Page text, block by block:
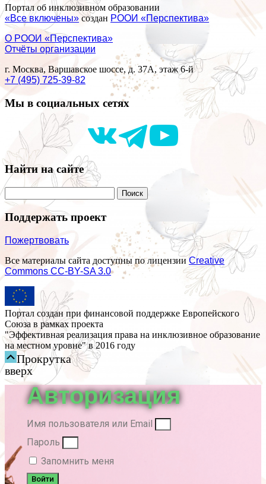
Портал об инклюзивном образовании
«Все включены»создан РООИ «Перспектива»
О РООИ «Перспектива»
Отчёты организации
г. Москва, Варшавское шоссе, д. 37А, этаж 6-й
+7 (495) 725-39-82
Мы в социальных сетях
Найти на сайте
Поддержать проект
Пожертвовать
Все материалы сайта доступны по лицензии Creative
Commons СС-BY-SA 3.0
Портал создан при финансовой поддержке Европейского
Союза в рамках проекта
"Эффективная реализация права на инклюзивное образование
на местном уровне" в 2016 году
Прокрутка
вверх
Авторизация
Имя пользователя или Email
Пароль
Запомнить меня
Войти